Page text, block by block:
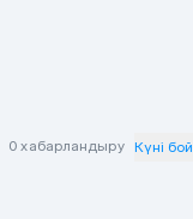
0 хабарландыру Күні